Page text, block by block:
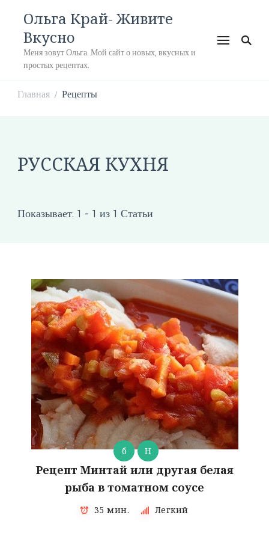
Ольга Край- Живите
Вкусно
Меня зовут Ольга. Мой сайт о новых, вкусных и
простых рецептах.
Главная / Рецепты
РУССКАЯ КУХНЯ
Показывает: 1 - 1 из 1 Статьи
б Н
Рецепт Минтай или другая белая
рыба в томатном соусе
35 мин. Легкий